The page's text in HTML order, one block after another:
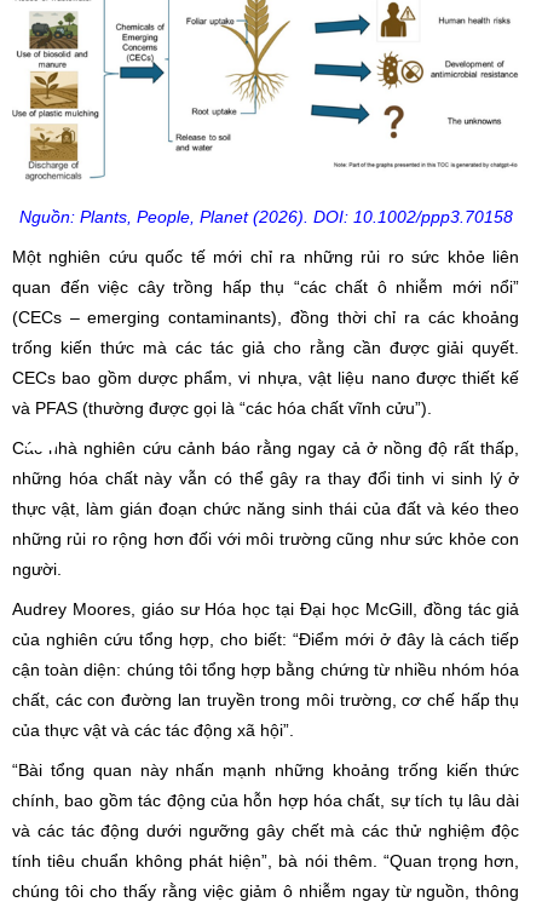
Nguồn: Plants, People, Planet(2026). DOI: 10.1002/ppp3.70158
Một nghiên cứu quốc tế mới chỉ ra những rủi ro sức khỏe liên
quan đến việc cây trồng hấp thụ “các chất ô nhiễm mới nổi”
(CECs – emerging contaminants), đồng thời chỉ ra các khoảng
trống kiến thức mà các tác giả cho rằng cần được giải quyết.
CECs bao gồm dược phẩm, vi nhựa, vật liệu nano được thiết kế
và PFAS (thường được gọi là “các hóa chất vĩnh cửu”).
Các nhà nghiên cứu cảnh báo rằng ngay cả ở nồng độ rất thấp,
những hóa chất này vẫn có thể gây ra thay đổi tinh vi sinh lý ở
thực vật, làm gián đoạn chức năng sinh thái của đất và kéo theo
những rủi ro rộng hơn đối với môi trường cũng như sức khỏe con
người.
Audrey Moores, giáo sư Hóa học tại Đại học McGill, đồng tác giả
của nghiên cứu tổng hợp, cho biết: “Điểm mới ở đây là cách tiếp
cận toàn diện: chúng tôi tổng hợp bằng chứng từ nhiều nhóm hóa
chất, các con đường lan truyền trong môi trường, cơ chế hấp thụ
của thực vật và các tác động xã hội”.
“Bài tổng quan này nhấn mạnh những khoảng trống kiến thức
chính, bao gồm tác động của hỗn hợp hóa chất, sự tích tụ lâu dài
và các tác động dưới ngưỡng gây chết mà các thử nghiệm độc
tính tiêu chuẩn không phát hiện”, bà nói thêm. “Quan trọng hơn,
chúng tôi cho thấy rằng việc giảm ô nhiễm ngay từ nguồn, thông